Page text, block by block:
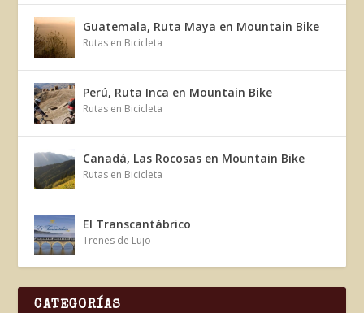
Guatemala, Ruta Maya en Mountain Bike
Rutas en Bicicleta
Perú, Ruta Inca en Mountain Bike
Rutas en Bicicleta
Canadá, Las Rocosas en Mountain Bike
Rutas en Bicicleta
El Transcantábrico
Trenes de Lujo
CATEGORÍAS